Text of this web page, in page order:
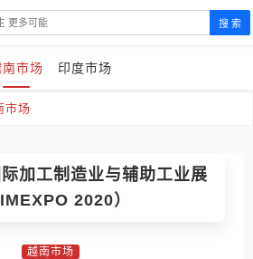
搜 索
南市场 印度市场
市场
加工制造业与辅助工业展
2020）
越南市场